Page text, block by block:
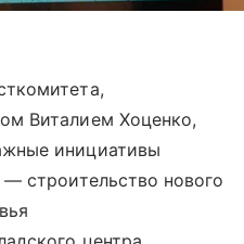
Виталием Хоценко,
инициативы
строительство нового